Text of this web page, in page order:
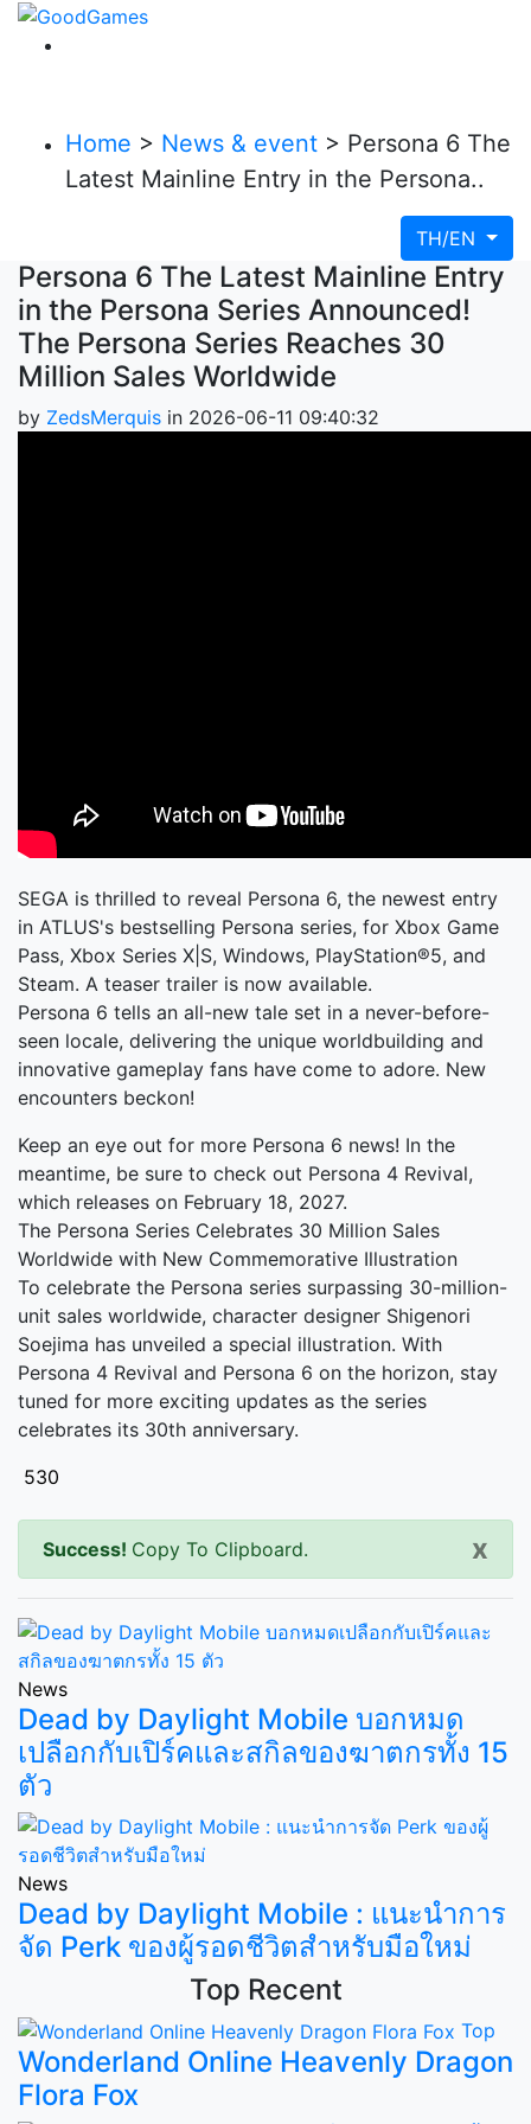
Home > News & event > Persona 6 The
Latest Mainline Entry in the Persona..
TH/EN
Persona 6 The Latest Mainline Entry
in the Persona Series Announced!
The Persona Series Reaches 30
Million Sales Worldwide
by ZedsMerquis in 2026-06-11 09:40:32
SEGA is thrilled to reveal Persona 6, the newest entry
in ATLUS's bestselling Persona series, for Xbox Game
Pass, Xbox Series X|S, Windows, PlayStation®5, and
Steam. A teaser trailer is now available.
Persona 6 tells an all-new tale set in a never-before-
seen locale, delivering the unique worldbuilding and
innovative gameplay fans have come to adore. New
encounters beckon!
Keep an eye out for more Persona 6 news! In the
meantime, be sure to check out Persona 4 Revival,
which releases on February 18, 2027.
The Persona Series Celebrates 30 Million Sales
Worldwide with New Commemorative Illustration
To celebrate the Persona series surpassing 30-million-
unit sales worldwide, character designer Shigenori
Soejima has unveiled a special illustration. With
Persona 4 Revival and Persona 6 on the horizon, stay
tuned for more exciting updates as the series
celebrates its 30th anniversary.
530
x
Success! Copy To Clipboard.
News
Dead by Daylight Mobile บอกหมด
เปลือกกับเปิร์คและสกิลของฆาตกรทั้ง 15
ตัว
News
Dead by Daylight Mobile : แนะนำการ
จัด Perk ของผู้รอดชีวิตสำหรับมือใหม่
Top Recent
Top
Wonderland Online Heavenly Dragon
Flora Fox